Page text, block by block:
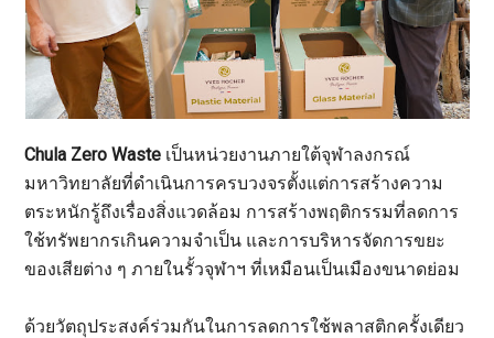
Chula Zero Waste เป็นหน่วยงานภายใต้จุฬาลงกรณ์
มหาวิทยาลัยที่ดำเนินการครบวงจรตั้งแต่การสร้างความ
ตระหนักรู้ถึงเรื่องสิ่งแวดล้อม การสร้างพฤติกรรมที่ลดการ
ใช้ทรัพยากรเกินความจำเป็น และการบริหารจัดการขยะ
ของเสียต่าง ๆ ภายในรั้วจุฬาฯ ที่เหมือนเป็นเมืองขนาดย่อม
ด้วยวัตถุประสงค์ร่วมกันในการลดการใช้พลาสติกครั้งเดียว